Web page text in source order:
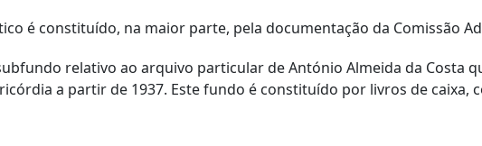
é constituído, na maior parte, pela documentação da Comissão
relativo ao arquivo particular de António Almeida da Costa
a partir de 1937. Este fundo é constituído por livros de